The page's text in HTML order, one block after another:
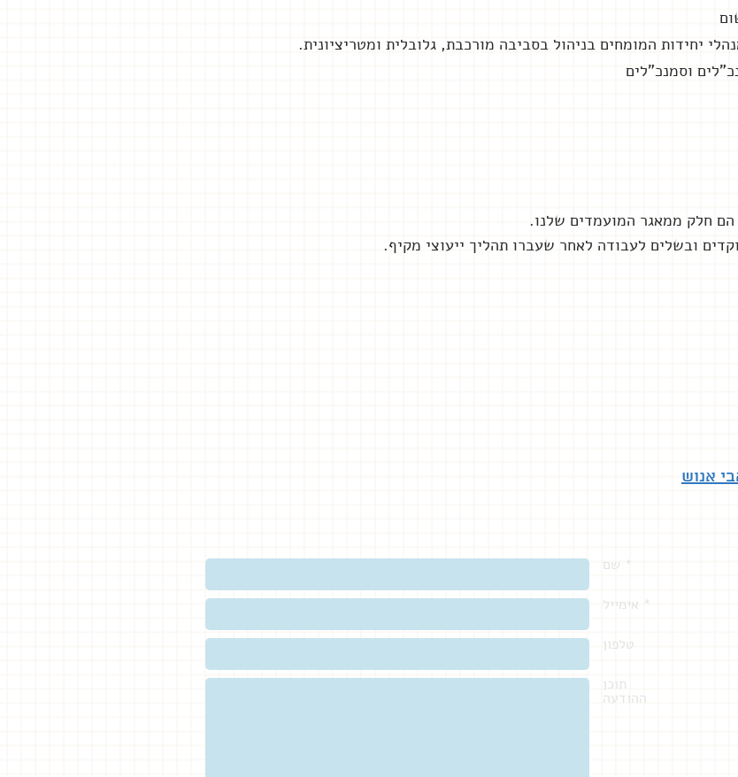
יחידות המומחים בניהול בסביבה מורכבת, גלובלית ומטריציונית.
וסמנכ"לים
הם חלק ממאגר המועמדים שלנו.
ובשלים לעבודה לאחר שעברו תהליך ייעוצי מקיף.
אנוש
שם *
אימייל *
טלפון
תוכן
ההודעה